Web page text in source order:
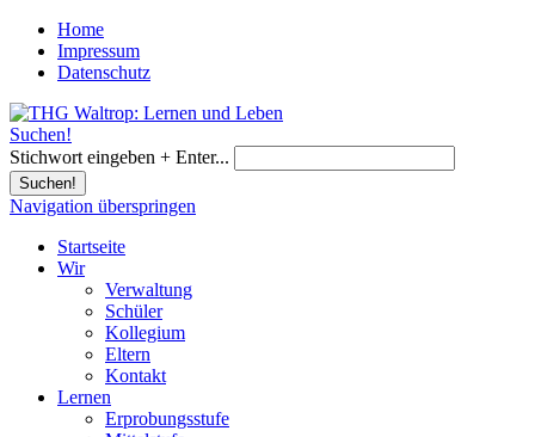
Home
Impressum
Datenschutz
Suchen!
Stichwort eingeben + Enter...
Suchen!
Navigation überspringen
Startseite
Wir
Verwaltung
Schüler
Kollegium
Eltern
Kontakt
Lernen
Erprobungsstufe